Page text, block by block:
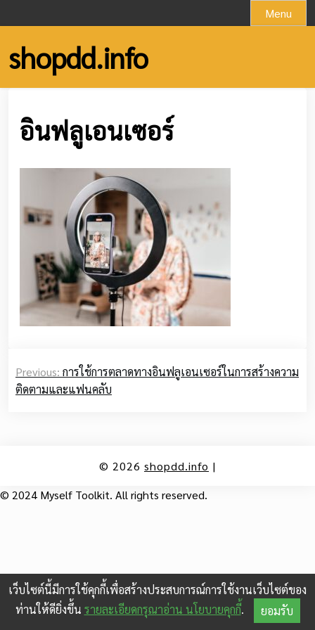
to
content
Menu
shopdd.info
อินฟลูเอนเซอร์
navigation
Previous: การใช้การตลาดทางอินฟลูเอนเซอร์ในการสร้างความ
ติดตามและแฟนคลับ
© 2026 shopdd.info |
© 2024 Myself Toolkit. All rights reserved.
เว็บไซต์นี้มีการใช้คุกกี้เพื่อสร้างประสบการณ์การใช้งานเว็บไซต์ของ
ท่านให้ดียิ่งขึ้น รายละเอียดกรุณาอ่าน นโยบายคุกกี้. ยอมรับ